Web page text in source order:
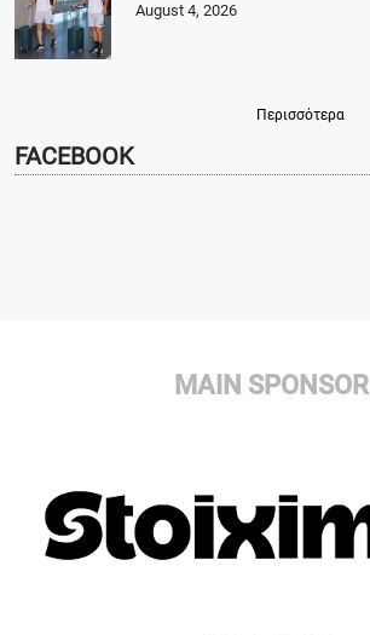
August 4, 2026
Περισσότερα
FACEBOOK
MAIN SPONSOR